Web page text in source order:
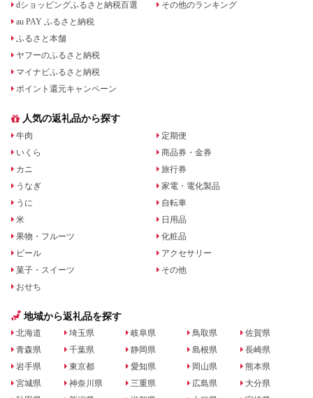
dショッピングふるさと納税百選
au PAY ふるさと納税
ふるさと本舗
ヤフーのふるさと納税
マイナビふるさと納税
ポイント還元キャンペーン
その他のランキング
人気の返礼品から探す
牛肉
いくら
カニ
うなぎ
うに
米
果物・フルーツ
ビール
菓子・スイーツ
おせち
定期便
商品券・金券
旅行券
家電・電化製品
自転車
日用品
化粧品
アクセサリー
その他
地域から返礼品を探す
北海道
青森県
岩手県
宮城県
埼玉県
千葉県
東京都
神奈川県
岐阜県
静岡県
愛知県
三重県
鳥取県
島根県
岡山県
広島県
佐賀県
長崎県
熊本県
大分県